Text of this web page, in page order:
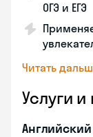
ОГЭ и ЕГЭ
Читать
Услуги